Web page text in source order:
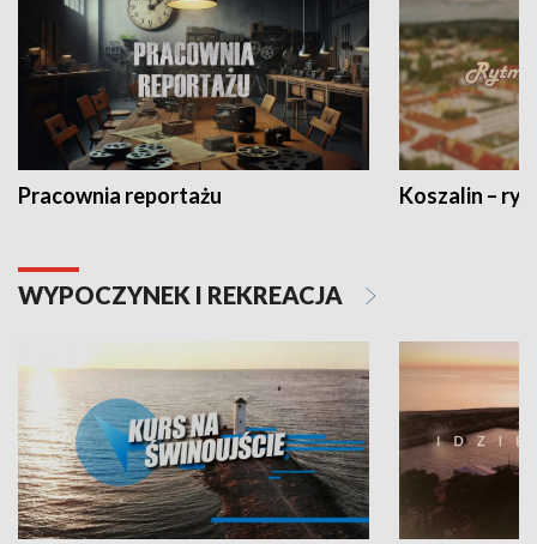
Pracownia reportażu Koszalin –
WYPOCZYNEK I REKREACJA